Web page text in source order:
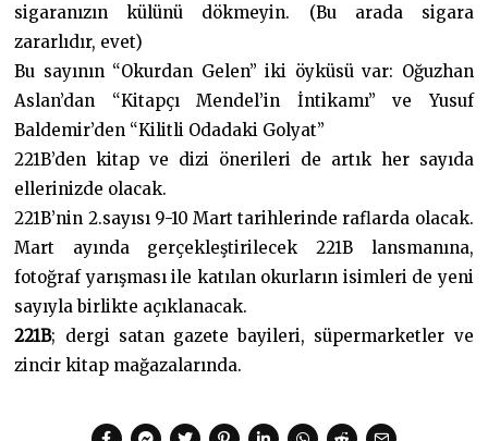
sigaranızın külünü dökmeyin. (Bu arada sigara
zararlıdır, evet)
Bu sayının “Okurdan Gelen” iki öyküsü var: Oğuzhan
Aslan’dan “Kitapçı Mendel’in İntikamı” ve Yusuf
Baldemir’den “Kilitli Odadaki Golyat”
221B’den kitap ve dizi önerileri de artık her sayıda
ellerinizde olacak.
221B’nin 2.sayısı 9-10 Mart tarihlerinde raflarda olacak.
Mart ayında gerçekleştirilecek 221B lansmanına,
fotoğraf yarışması ile katılan okurların isimleri de yeni
sayıyla birlikte açıklanacak.
221B; dergi satan gazete bayileri, süpermarketler ve
zincir kitap mağazalarında.